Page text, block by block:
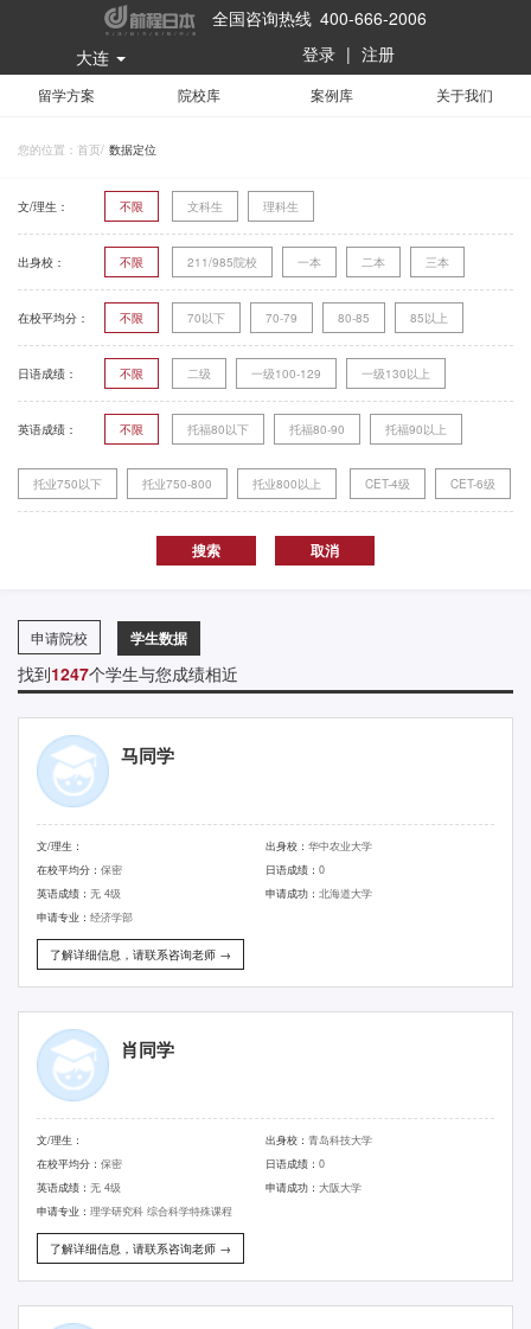
全国咨询热线 400-666-2006
大连
登录 | 注册
留学方案 院校库 案例库 关于我们
您的位置： 首页/ 数据定位
文/理生： 不限 文科生 理科生
出身校： 不限 211/985院校 一本 二本 三本
在校平均分： 不限 70以下 70-79 80-85 85以上
日语成绩： 不限 二级 一级100-129 一级130以上
英语成绩： 不限 托福80以下 托福80-90 托福90以上
托业750以下 托业750-800 托业800以上 CET-4级 CET-6级
申请院校 学生数据
找到1247个学生与您成绩相近
马同学
文/理生： 出身校： 华中农业大学
在校平均分： 保密 日语成绩： 0
英语成绩： 无 4级 申请成功： 北海道大学
申请专业： 经济学部
了解详细信息，请联系咨询老师 →
肖同学
文/理生： 出身校： 青岛科技大学
在校平均分： 保密 日语成绩： 0
英语成绩： 无 4级 申请成功： 大阪大学
申请专业： 理学研究科 综合科学特殊课程
了解详细信息，请联系咨询老师 →